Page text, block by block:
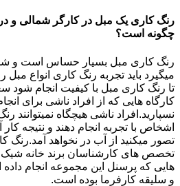
رنگ کاری یک مبل در کارگر شمالی و
چگونه است؟
رنگ کاری مبل بسیار حساس است و
میگیرد باید تجربه رنگ کاری انواع مبل
تا رنگ کاری مبل با کیفیت انجام شود
کارگاه هایی که از افراد ناشی برای
نسپارید.افراد ناشی هیچگاه نمیتوانند
اشخاص با تجربه انجام دهند و نتیجه
تصور میکنید از آب در نخواهد آمد.رنگ
تخصص های کارشناسان برند خانه شیک
هایی که پرسنل این مجموعه انجام داده
و سلیقه کارفرما بوده است.